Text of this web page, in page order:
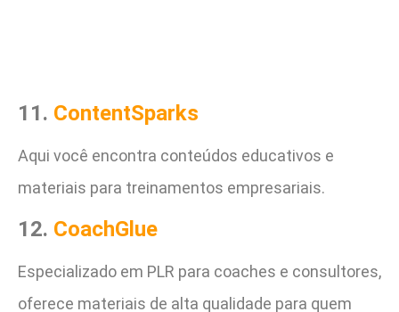
11. ContentSparks
Aqui você encontra conteúdos educativos e
materiais para treinamentos empresariais.
12. CoachGlue
Especializado em PLR para coaches e consultores,
oferece materiais de alta qualidade para quem